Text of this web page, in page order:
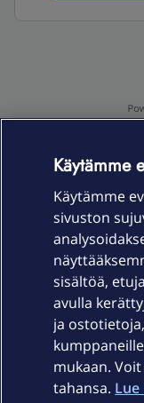
Laitteet & liittymät
Palvelut
Ajankohtaista
Käytämme
Käytämme
sivuston
sisältöä,
avulla
ja
mukaan.
tahansa.